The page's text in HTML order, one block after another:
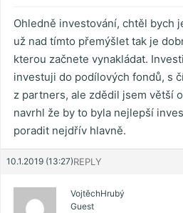
Ohledně investování, chtěl bych
už nad tímto přemýšlet tak je
kterou začnete vynakládat.
investuji do podílových fondů, s
z partners, ale zdědil jsem větší
navrhl že by to byla nejlepší
poradit nejdřív hlavně.
10.1.2019 (13:27)REPLY
VojtěchHrubý
Guest